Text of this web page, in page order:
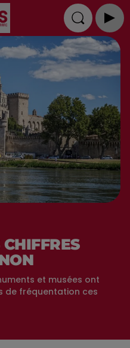
et musées ont
de fréquentation ces